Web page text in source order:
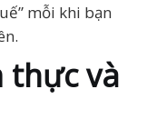
mỗi khi bạn
thực và